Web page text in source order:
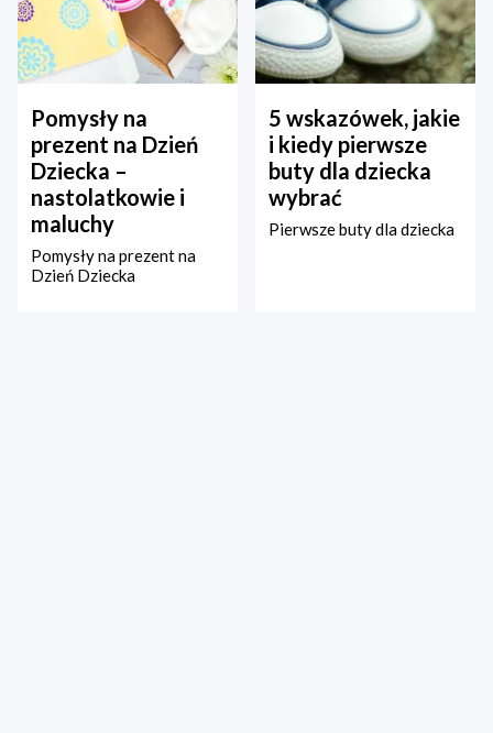
Pomysły na
prezent na Dzień
Dziecka –
nastolatkowie i
maluchy
Pomysły na prezent na
Dzień Dziecka
5 wskazówek, jakie
i kiedy pierwsze
buty dla dziecka
wybrać
Pierwsze buty dla dziecka